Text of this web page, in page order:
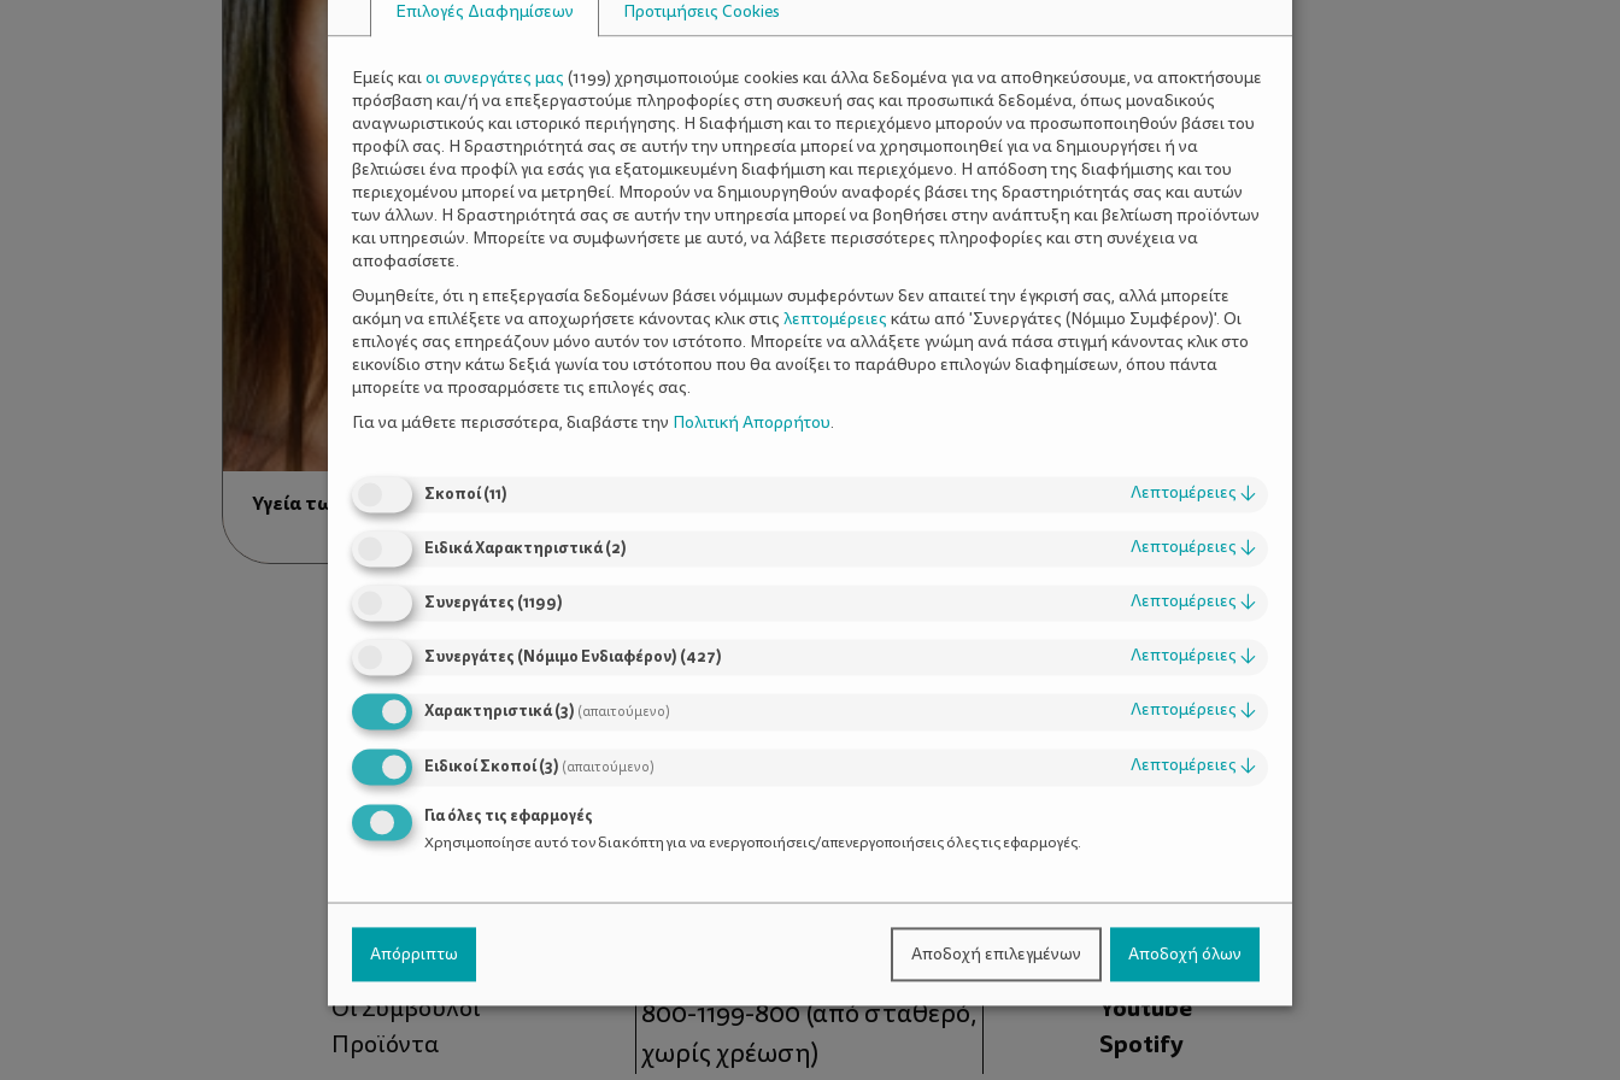
Υγεία των μαλλιών και διατροφή
Χρήσιμοι Σύνδεσμοι
Τι είναι το ΔΕΛΤΑ moms
Οι Σύμβουλοι
Προϊόντα
Τηλέφωνο Επικοινωνίας:
800-1199-800(από σταθερό,
χωρίς χρέωση)
Facebook
Instagram
Youtube
Spotify
Επιλογές Διαφημίσεων Προτιμήσεις Cookies
Εμείς καιοι συνεργάτες μας (1199) χρησιμοποιούμε cookies και άλλα δεδομένα για να αποθηκεύσουμε, να αποκτήσουμε
πρόσβαση και/ή να επεξεργαστούμε πληροφορίες στη συσκευή σας και προσωπικά δεδομένα, όπως μοναδικούς
αναγνωριστικούς και ιστορικό περιήγησης. Η διαφήμιση και το περιεχόμενο μπορούν να προσωποποιηθούν βάσει του
προφίλ σας. Η δραστηριότητά σας σε αυτήν την υπηρεσία μπορεί να χρησιμοποιηθεί για να δημιουργήσει ή να
βελτιώσει ένα προφίλ για εσάς για εξατομικευμένη διαφήμιση και περιεχόμενο. Η απόδοση της διαφήμισης και του
περιεχομένου μπορεί να μετρηθεί. Μπορούν να δημιουργηθούν αναφορές βάσει της δραστηριότητάς σας και αυτών
των άλλων. Η δραστηριότητά σας σε αυτήν την υπηρεσία μπορεί να βοηθήσει στην ανάπτυξη και βελτίωση προϊόντων
και υπηρεσιών. Μπορείτε να συμφωνήσετε με αυτό, να λάβετε περισσότερες πληροφορίες και στη συνέχεια να
αποφασίσετε.
Θυμηθείτε, ότι η επεξεργασία δεδομένων βάσει νόμιμων συμφερόντων δεν απαιτεί την έγκρισή σας, αλλά μπορείτε
ακόμη να επιλέξετε να αποχωρήσετε κάνοντας κλικ στις λεπτομέρειες κάτω από 'Συνεργάτες (Νόμιμο Συμφέρον)'. Οι
επιλογές σας επηρεάζουν μόνο αυτόν τον ιστότοπο. Μπορείτε να αλλάξετε γνώμη ανά πάσα στιγμή κάνοντας κλικ στο
εικονίδιο στην κάτω δεξιά γωνία του ιστότοπου που θα ανοίξει το παράθυρο επιλογών διαφημίσεων, όπου πάντα
μπορείτε να προσαρμόσετε τις επιλογές σας.
Για να μάθετε περισσότερα, διαβάστε την Πολιτική Απορρήτου.
Σκοποί(11) Λεπτομέρειες ↓
Ειδικά Χαρακτηριστικά(2) Λεπτομέρειες ↓
Συνεργάτες (1199) Λεπτομέρειες ↓
Συνεργάτες (Νόμιμο Ενδιαφέρον) (427) Λεπτομέρειες ↓
Χαρακτηριστικά(3) (απαιτούμενο) Λεπτομέρειες ↓
Ειδικοί Σκοποί(3) (απαιτούμενο) Λεπτομέρειες ↓
Για όλες τις εφαρμογές
Χρησιμοποίησε αυτό τον διακόπτη για να ενεργοποιήσεις/απενεργοποιήσεις όλες τις εφαρμογές.
Απόρριπτω Αποδοχή επιλεγμένων Αποδοχή όλων